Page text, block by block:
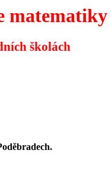
matematiky
školách